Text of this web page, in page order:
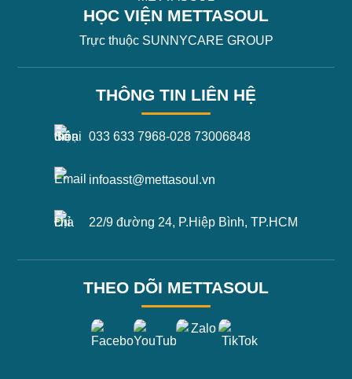
HỌC VIỆN METTASOUL
Trực thuộc SUNNYCARE GROUP
THÔNG TIN LIÊN HỆ
033 633 7968-028 73006848
infoasst@mettasoul.vn
22/9 đường 24, P.Hiệp Bình, TP.HCM
THEO DÕI METTASOUL